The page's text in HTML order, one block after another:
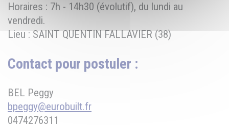
Horaires : 7h - 14h30 (évolutif), du lundi au
vendredi.
Lieu : SAINT QUENTIN FALLAVIER (38)
Contact pour postuler :
BEL Peggy
bpeggy@eurobuilt.fr
0474276311